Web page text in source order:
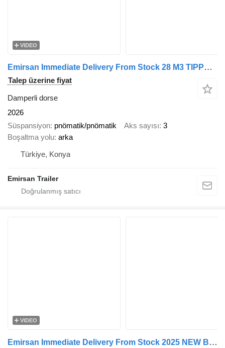
VIDEO
Emirsan Immediate Delivery From Stock 28 M3 TIPPER - HARDOX BODY !
Talep üzerine fiyat
Damperli dorse
2026
Süspansiyon pnömatik/pnömatik Aks sayısı 3
Boşaltma yolu arka
Türkiye, Konya
Emirsan Trailer
VIDEO
Emirsan Immediate Delivery From Stock 2025 NEW BRAND 4 AXLE TIPPER TRAIL